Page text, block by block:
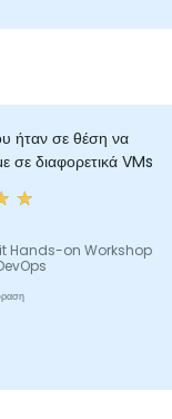
ήταν σε θέση να
σε διαφορετικά VMs
Hands-on Workshop